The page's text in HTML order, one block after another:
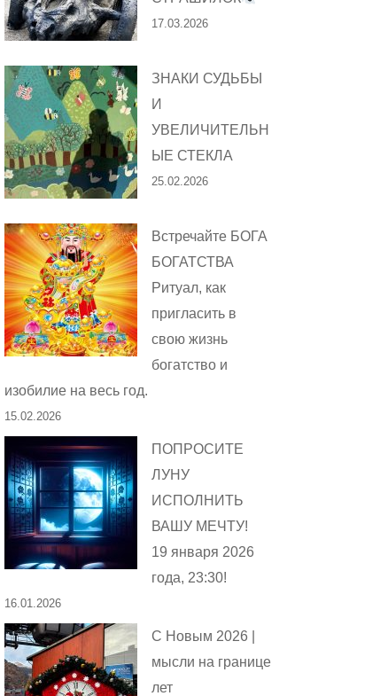
17.03.2026
ЗНАКИ СУДЬБЫ
И
УВЕЛИЧИТЕЛЬН
ЫЕ СТЕКЛА
25.02.2026
Встречайте БОГА
БОГАТСТВА
Ритуал, как
пригласить в
свою жизнь
богатство и
изобилие на весь год.
15.02.2026
ПОПРОСИТЕ
ЛУНУ
ИСПОЛНИТЬ
ВАШУ МЕЧТУ!
19 января 2026
года, 23:30!
16.01.2026
С Новым 2026 |
мысли на границе
лет